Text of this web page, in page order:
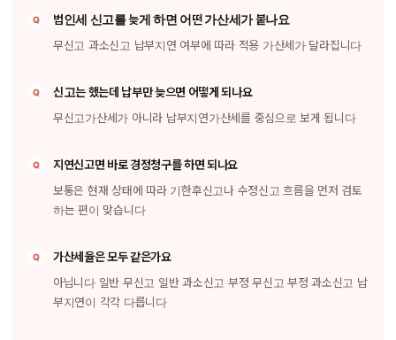
법인세 신고를 늦게 하면 어떤 가산세가 붙나요
무신고 과소신고 납부지연 여부에 따라 적용 가산세가 달라집니다
신고는 했는데 납부만 늦으면 어떻게 되나요
무신고가산세가 아니라 납부지연가산세를 중심으로 보게 됩니다
지연신고면 바로 경정청구를 하면 되나요
보통은 현재 상태에 따라 기한후신고나 수정신고 흐름을 먼저 검토
하는 편이 맞습니다
가산세율은 모두 같은가요
아닙니다 일반 무신고 일반 과소신고 부정 무신고 부정 과소신고 납
부지연이 각각 다릅니다